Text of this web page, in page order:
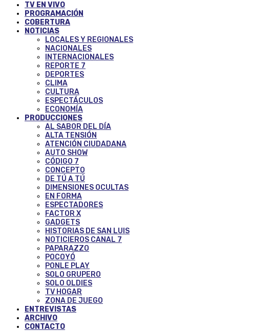
TV EN VIVO
PROGRAMACIÓN
COBERTURA
NOTICIAS
LOCALES Y REGIONALES
NACIONALES
INTERNACIONALES
REPORTE 7
DEPORTES
CLIMA
CULTURA
ESPECTÁCULOS
ECONOMÍA
PRODUCCIONES
AL SABOR DEL DÍA
ALTA TENSIÓN
ATENCIÓN CIUDADANA
AUTO SHOW
CÓDIGO 7
CONCEPTO
DE TÚ A TÚ
DIMENSIONES OCULTAS
EN FORMA
ESPECTADORES
FACTOR X
GADGETS
HISTORIAS DE SAN LUIS
NOTICIEROS CANAL 7
PAPARAZZO
POCOYÓ
PONLE PLAY
SOLO GRUPERO
SOLO OLDIES
TV HOGAR
ZONA DE JUEGO
ENTREVISTAS
ARCHIVO
CONTACTO